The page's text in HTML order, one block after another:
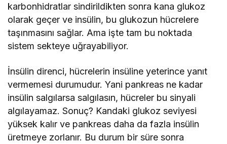
karbonhidratlar sindirildikten sonra kana glukoz
olarak geçer ve insülin, bu glukozun hücrelere
taşınmasını sağlar. Ama işte tam bu noktada
sistem sekteye uğrayabiliyor.
İnsülin direnci, hücrelerin insüline yeterince yanıt
vermemesi durumudur. Yani pankreas ne kadar
insülin salgılarsa salgılasın, hücreler bu sinyali
algılayamaz. Sonuç? Kandaki glukoz seviyesi
yüksek kalır ve pankreas daha da fazla insülin
üretmeye zorlanır. Bu durum bir süre sonra